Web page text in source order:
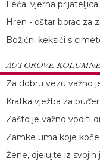
Leća: vjerna
Hren - oštar borac za
Božićni keksići s
AUTOROVE
Za dobru vezu važno
Kratka vježba za
Zašto je važno voditi
Zamke uma koje
Žene, djelujte iz svojih